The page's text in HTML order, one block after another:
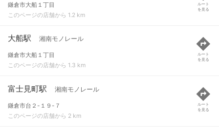
鎌倉市大船１丁目
このページの店舗から 1.2 km
ルート
を見る
大船駅 湘南モノレール
鎌倉市大船１丁目
このページの店舗から 1.3 km
ルート
を見る
富士見町駅 湘南モノレール
鎌倉市台２-１９-７
このページの店舗から 2 km
ルート
を見る